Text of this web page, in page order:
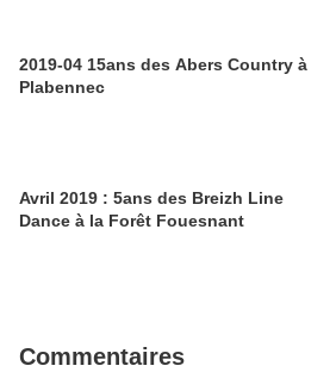
2019-04 15ans des Abers Country à
Plabennec
Avril 2019 : 5ans des Breizh Line
Dance à la Forêt Fouesnant
Commentaires